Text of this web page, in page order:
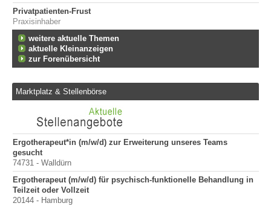
Privatpatienten-Frust
Praxisinhaber
weitere aktuelle Themen
aktuelle Kleinanzeigen
zur Forenübersicht
Marktplatz & Stellenbörse
Ergotherapeut*in (m/w/d) zur Erweiterung unseres Teams
gesucht
74731 - Walldürn
Ergotherapeut (m/w/d) für psychisch-funktionelle Behandlung in
Teilzeit oder Vollzeit
20144 - Hamburg